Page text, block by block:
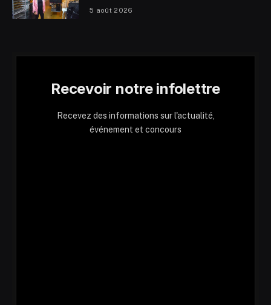
5 août 2026
Recevoir notre infolettre
Recevez des informations sur l'actualité,
événement et concours